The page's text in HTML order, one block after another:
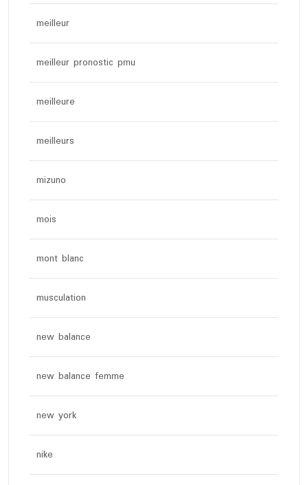
meilleur
meilleur pronostic pmu
meilleure
meilleurs
mizuno
mois
mont blanc
musculation
new balance
new balance femme
new york
nike